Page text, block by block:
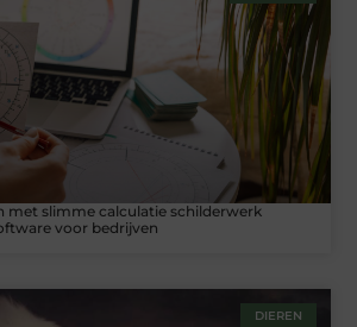
met slimme calculatie schilderwerk
voor bedrijven
DIEREN